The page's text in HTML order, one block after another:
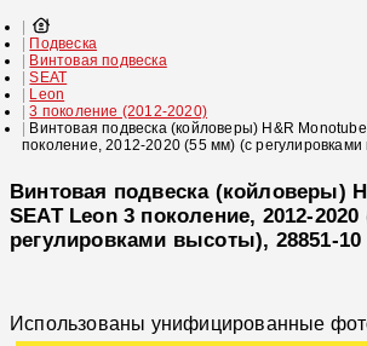
Подвеска
Винтовая подвеска
SEAT
Leon
3 поколение (2012-2020)
Винтовая подвеска (койловеры) H&R
поколение, 2012-2020 (55 мм) (с
Винтовая подвеска (койловеры)
SEAT Leon 3 поколение, 2012-
регулировками высоты), 28851-10
Использованы унифицированные